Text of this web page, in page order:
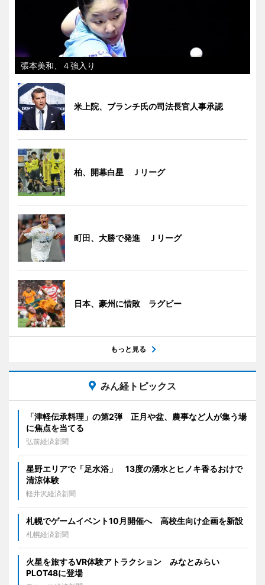
張本美和、４強入り
米上院、ブランチ氏の司法長官人事承認
柏、開幕白星 Ｊリーグ
町田、大勝で発進 Ｊリーグ
日本、豪州に惜敗 ラグビー
もっと見る
みん経トピックス
「津軽伝承料理」の第2弾 正月や盆、農事など人が集う場
に焦点を当てる
弘前経済新聞
星野エリアで「足水浴」 13度の湧水とヒノキ香るおけで
清涼体験
軽井沢経済新聞
札幌でゲームイベント10月開催へ 高校生向け企画を新設
札幌経済新聞
火星を旅するVR体験アトラクション みなとみらい
PLOT48に登場